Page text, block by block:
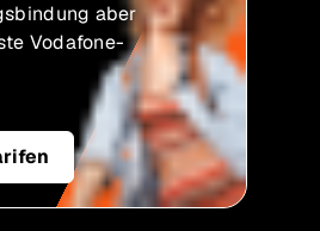
aber
Vodafone-